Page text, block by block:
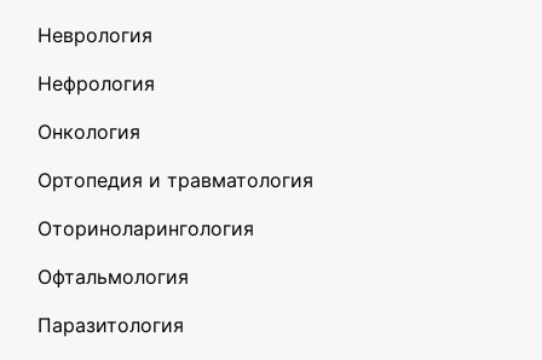
Неврология
Нефрология
Онкология
Ортопедия и травматология
Оториноларингология
Офтальмология
Паразитология